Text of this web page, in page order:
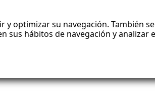
y optimizar su navegación. También
sus hábitos de navegación y